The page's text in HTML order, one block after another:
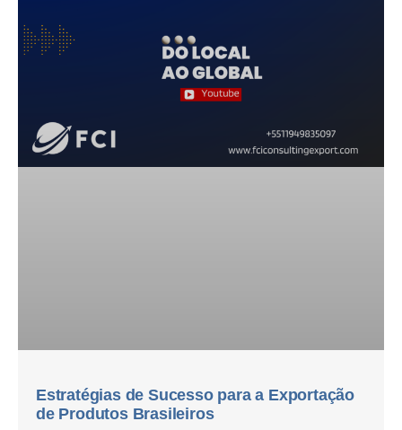
Estratégias de Sucesso para a Exportação
de Produtos Brasileiros